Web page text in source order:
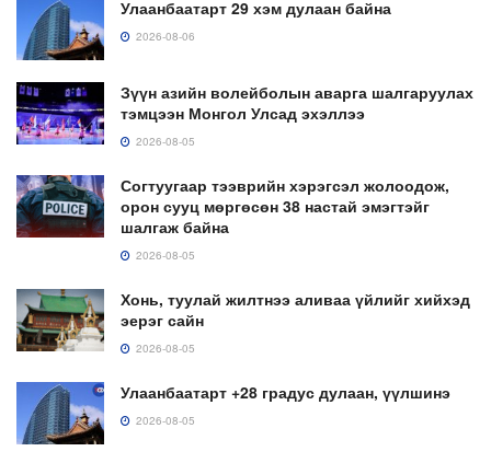
Улаанбаатарт 29 хэм дулаан байна
2026-08-06
Зүүн азийн волейболын аварга шалгаруулах
тэмцээн Монгол Улсад эхэллээ
2026-08-05
Согтуугаар тээврийн хэрэгсэл жолоодож,
орон сууц мөргөсөн 38 настай эмэгтэйг
шалгаж байна
2026-08-05
Хонь, туулай жилтнээ аливаа үйлийг хийхэд
эерэг сайн
2026-08-05
Улаанбаатарт +28 градус дулаан, үүлшинэ
2026-08-05